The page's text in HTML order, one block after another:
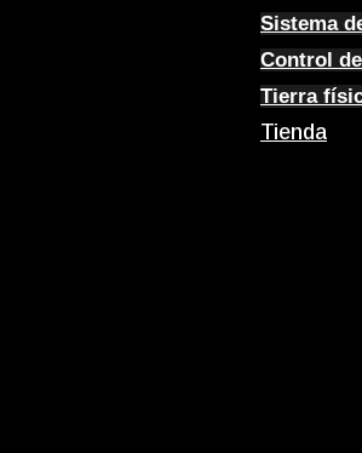
Sistema
Control
Tierra
Tienda